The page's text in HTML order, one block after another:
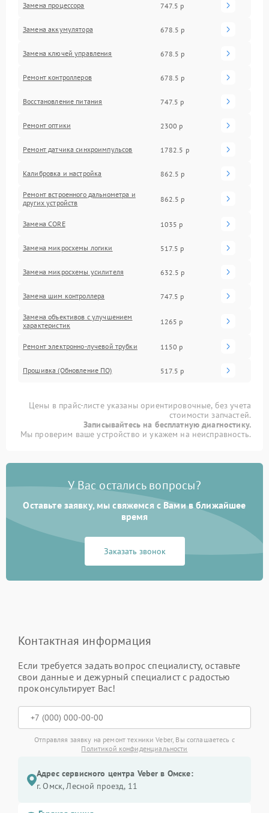
Замена процессора 747.5 р
Замена аккумулятора 678.5 р
Замена ключей управления 678.5 р
Ремонт контроллеров 678.5 р
Восстановление питания 747.5 р
Ремонт оптики 2300 р
Ремонт датчика синхроимпульсов 1782.5 р
Калибровка и настройка 862.5 р
Ремонт встроенного дальнометра и
других устройств
862.5 р
Замена CORE 1035 р
Замена микросхемы логики 517.5 р
Замена микросхемы усилителя 632.5 р
Замена шим контроллера 747.5 р
Замена объективов с улучшением
характеристик
1265 р
Ремонт электронно-лучевой трубки 1150 р
Прошивка (Обновление ПО) 517.5 р
Цены в прайс-листе указаны ориентировочные, без учета
стоимости запчастей.
Записывайтесь на бесплатную диагностику.
Мы проверим ваше устройство и укажем на неисправность.
У Вас остались вопросы?
Оставьте заявку, мы свяжемся с Вами в ближайшее
время
Заказать звонок
Контактная информация
Если требуется задать вопрос специалисту, оставьте
свои данные и дежурный специалист с радостью
проконсультирует Вас!
Отправляя заявку на ремонт техники Veber, Вы соглашаетесь с
Политикой конфиденциальности
Адрес сервисного центра Veber в Омске:
г. Омск, ​Лесной проезд, 11